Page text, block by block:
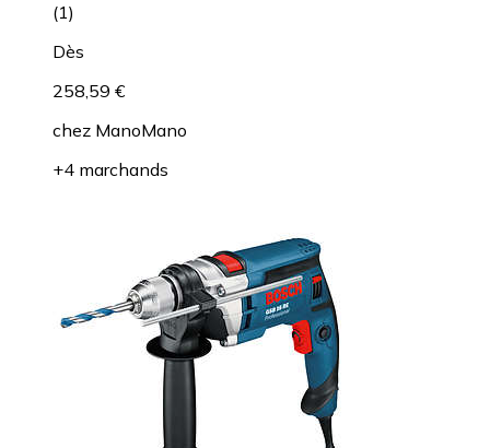
(1)
Dès
258,59 €
chez ManoMano
+4 marchands